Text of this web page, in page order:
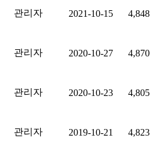
관리자 2021-10-15 4,848
관리자 2020-10-27 4,870
관리자 2020-10-23 4,805
관리자 2019-10-21 4,823